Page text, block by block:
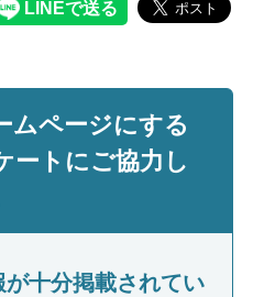
ムページにする
ートにご協力し
十分掲載されてい